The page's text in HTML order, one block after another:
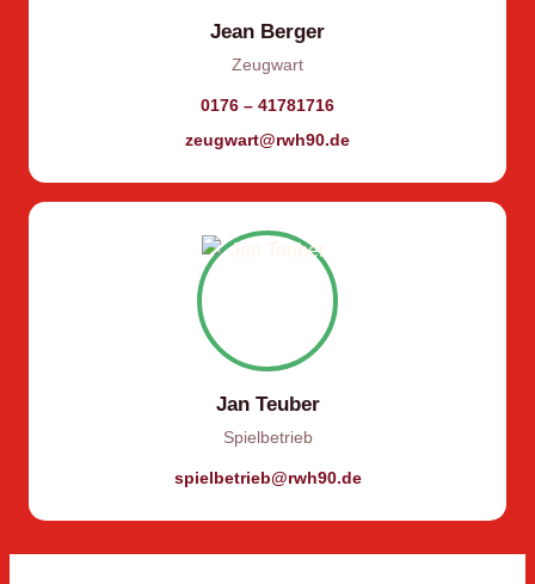
Jean Berger
Zeugwart
0176 – 41781716
zeugwart@rwh90.de
Jan Teuber
Spielbetrieb
spielbetrieb@rwh90.de